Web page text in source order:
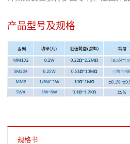
产品型号及规格
规格书